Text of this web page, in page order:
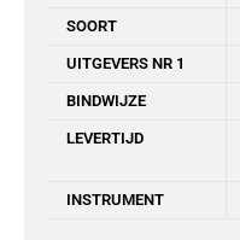
SOORT
UITGEVERS NR 1
BINDWIJZE
LEVERTIJD
INSTRUMENT